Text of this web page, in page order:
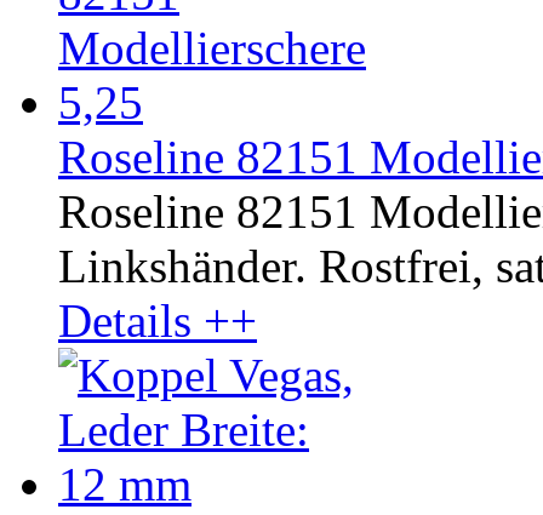
Roseline 82151
Roseline 82151
Linkshänder. Rostfrei,
Details ++